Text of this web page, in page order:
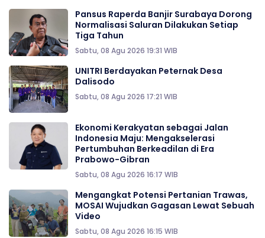
Pansus Raperda Banjir Surabaya Dorong
Normalisasi Saluran Dilakukan Setiap
Tiga Tahun
Sabtu, 08 Agu 2026 19:31 WIB
UNITRI Berdayakan Peternak Desa
Dalisodo
Sabtu, 08 Agu 2026 17:21 WIB
Ekonomi Kerakyatan sebagai Jalan
Indonesia Maju: Mengakselerasi
Pertumbuhan Berkeadilan di Era
Prabowo-Gibran
Sabtu, 08 Agu 2026 16:17 WIB
Mengangkat Potensi Pertanian Trawas,
MOSAI Wujudkan Gagasan Lewat Sebuah
Video
Sabtu, 08 Agu 2026 16:15 WIB